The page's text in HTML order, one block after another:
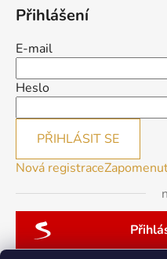
Přihlášení
E-mail
Heslo
PŘIHLÁSIT SE
Nová registrace